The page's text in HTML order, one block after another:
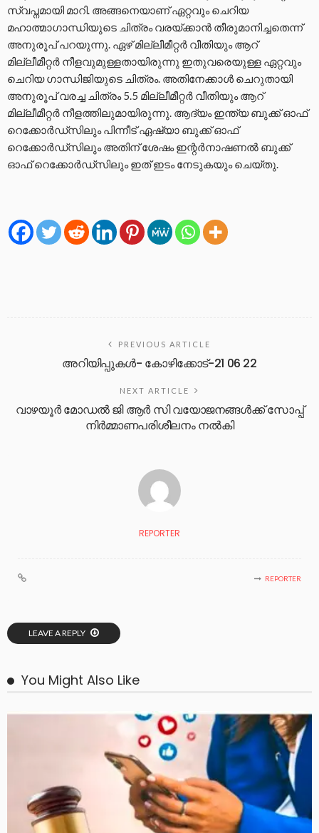
സ്വപ്നമായി മാറി. അങ്ങനെയാണ് ഏറ്റവും ചെറിയ
മഹാത്മാഗാന്ധിയുടെ ചിത്രം വരയ്ക്കാന്‍ തീരുമാനിച്ചതെന്ന്
അനുരൂപ് പറയുന്നു. ഏഴ് മില്ലീമീറ്റര്‍ വീതിയും ആറ്
മില്ലീമീറ്റര്‍ നീളവുമുള്ളതായിരുന്നു ഇതുവരെയുള്ള ഏറ്റവും
ചെറിയ ഗാന്ധിജിയുടെ ചിത്രം. അതിനേക്കാള്‍ ചെറുതായി
അനുരൂപ് വരച്ച ചിത്രം 5.5 മില്ലീമീറ്റര്‍ വീതിയും ആറ്
മില്ലീമീറ്റര്‍ നീളത്തിലുമായിരുന്നു. ആദ്യം ഇന്ത്യ ബുക്ക് ഓഫ്
റെക്കോര്‍ഡ്സിലും പിന്നീട് ഏഷ്യാ ബുക്ക് ഓഫ്
റെക്കോര്‍ഡ്സിലും അതിന് ശേഷം ഇന്റര്‍നാഷണല്‍ ബുക്ക്
ഓഫ് റെക്കോര്‍ഡ്‍സിലും ഇത് ഇടം നേടുകയും ചെയ്‍തു.
PREVIOUS ARTICLE
അറിയിപ്പുകൾ- കോഴിക്കോട്-21 06 22
NEXT ARTICLE
വാഴയൂർ മോഡൽ ജി ആർ സി വയോജനങ്ങൾക്ക് സോപ്പ്
നിർമ്മാണപരിശീലനം നൽകി
REPORTER
REPORTER
LEAVE A REPLY
You Might Also Like